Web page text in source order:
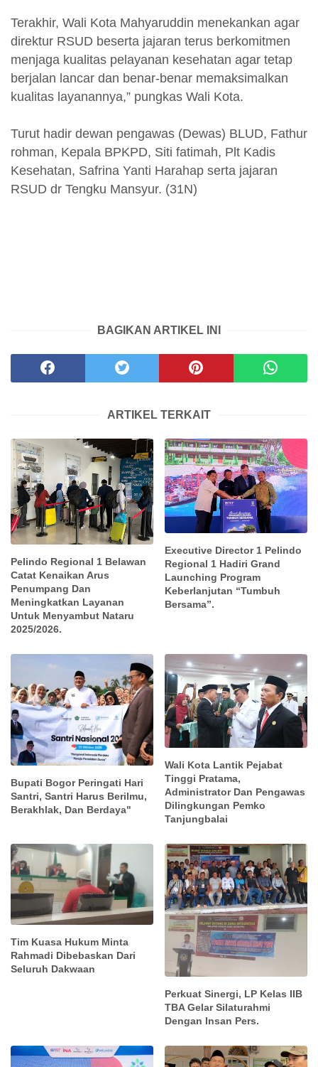
Terakhir, Wali Kota Mahyaruddin menekankan agar
direktur RSUD beserta jajaran terus berkomitmen
menjaga kualitas pelayanan kesehatan agar tetap
berjalan lancar dan benar-benar memaksimalkan
kualitas layanannya,” pungkas Wali Kota.
Turut hadir dewan pengawas (Dewas) BLUD, Fathur
rohman, Kepala BPKPD, Siti fatimah, Plt Kadis
Kesehatan, Safrina Yanti Harahap serta jajaran
RSUD dr Tengku Mansyur. (31N)
BAGIKAN ARTIKEL INI
ARTIKEL TERKAIT
Pelindo Regional 1 Belawan
Catat Kenaikan Arus
Penumpang Dan
Meningkatkan Layanan
Untuk Menyambut Nataru
2025/2026.
Executive Director 1 Pelindo
Regional 1 Hadiri Grand
Launching Program
Keberlanjutan “Tumbuh
Bersama”.
Bupati Bogor Peringati Hari
Santri, Santri Harus Berilmu,
Berakhlak, Dan Berdaya"
Wali Kota Lantik Pejabat
Tinggi Pratama,
Administrator Dan Pengawas
Dilingkungan Pemko
Tanjungbalai
Tim Kuasa Hukum Minta
Rahmadi Dibebaskan Dari
Seluruh Dakwaan
Perkuat Sinergi, LP Kelas IIB
TBA Gelar Silaturahmi
Dengan Insan Pers.